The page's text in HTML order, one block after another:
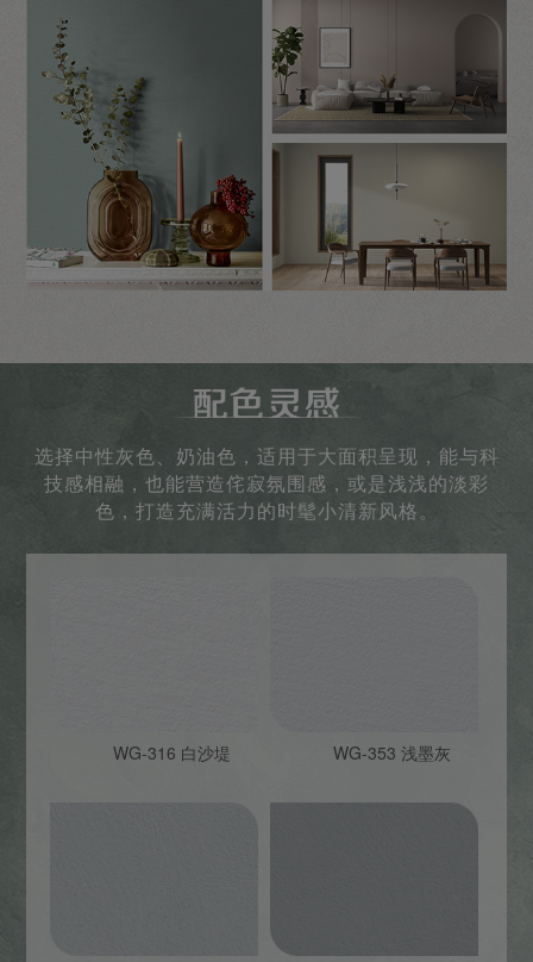
选择中性灰色、奶油色，适用于大面积呈现，能与科
技感相融，也能营造侘寂氛围感，或是浅浅的淡彩
色，打造充满活力的时髦小清新风格。
WG-316 白沙堤 WG-353 浅墨灰